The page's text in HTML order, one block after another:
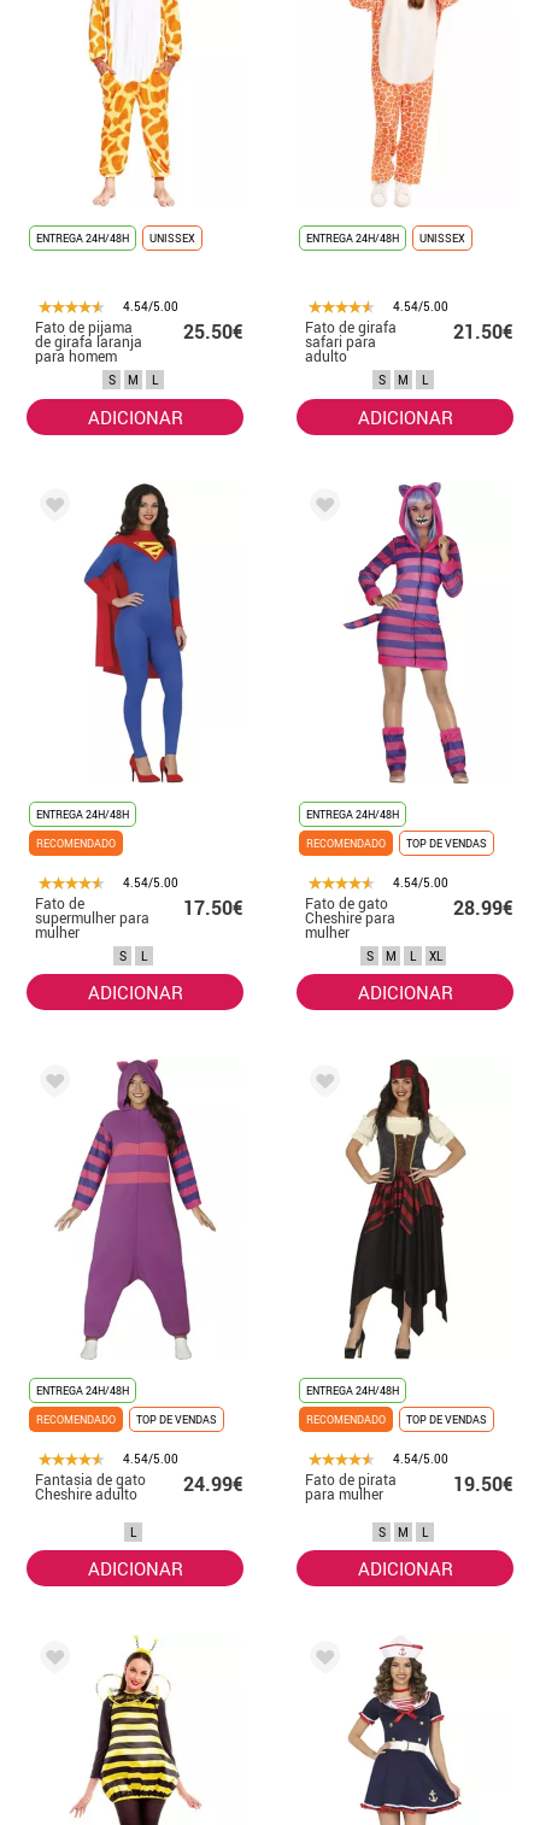
ENTREGA 24H/48H UNISSEX
4.54/5.00
Fato de pijama
de girafa laranja
para homem
25.50€
S M L
ADICIONAR
ENTREGA 24H/48H UNISSEX
4.54/5.00
Fato de girafa
safari para
adulto
21.50€
S M L
ADICIONAR
ENTREGA 24H/48H
RECOMENDADO
4.54/5.00
Fato de
supermulher para
mulher
17.50€
S L
ADICIONAR
ENTREGA 24H/48H
RECOMENDADO
TOP DE VENDAS
4.54/5.00
Fato de gato
Cheshire para
mulher
28.99€
S M L XL
ADICIONAR
ENTREGA 24H/48H
RECOMENDADO
TOP DE VENDAS
4.54/5.00
Fantasia de gato
Cheshire adulto 24.99€
L
ADICIONAR
ENTREGA 24H/48H
RECOMENDADO
TOP DE VENDAS
4.54/5.00
Fato de pirata
para mulher 19.50€
S M L
ADICIONAR